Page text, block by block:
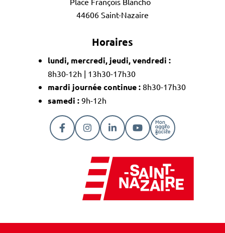
44606 Saint-Nazaire
Horaires
lundi, mercredi, jeudi, vendredi :
8h30-12h | 13h30-17h30
mardi journée continue : 8h30-17h30
samedi : 9h-12h
Lien vers le compte Facebook
Lien vers le compte Instagram
Lien vers le compte
Lien vers la chaîne
Lien vers la